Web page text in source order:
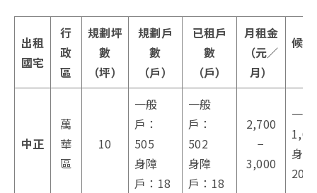
出租
國宅
行
政
區
規劃坪
數
（坪）
規劃戶
數
（戶）
已租戶
數
（戶）
月租金
（元／
月）
候
中正
萬
華
區
10
一般
戶：
505
身障
戶：18
一般
戶：
502
身障
戶：18
2,700
−
3,000
一
身
209